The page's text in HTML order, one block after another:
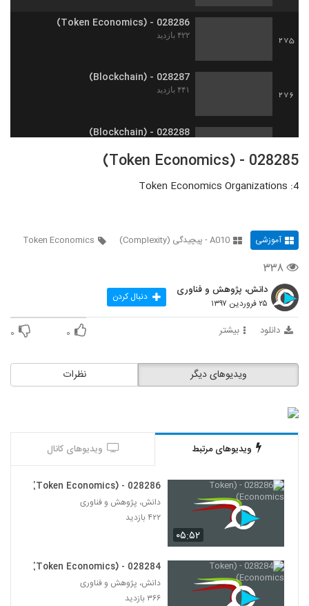
275
028286 - (Token Economics)
۴۲۲ بازدید
276
028287 - (Blockchain)
۴۴۱ بازدید
028288 - (Blockchain)
028289 - (Blockchain)
028290 - (Blockchain)
280
028291 - (Blockchain)
۴۵۶ بازدید
283
028295 - (Blockchain)
۳۷۴ بازدید
028296 - (Blockchain)
028285 - (Token Economics)
4: Token Economics Organizations
آموزشی A010 - پیچیدگی (Complexity) Token Economics
۳۳۸
دانش، پژوهش و فناوری
۲۵ فروردین ۱۳۹۷ دنبال کردن
دانلود بیشتر ۰ ۰
نظرات ویدیوهای دیگر
ویدیوهای مرتبط ویدیوهای کانال
۰۵:۵۲
028286 - (Token Economics)
دانش، پژوهش و فناوری
۴۲۲ بازدید
028284 - (Token Economics)
دانش، پژوهش و فناوری
۳۶۶ بازدید